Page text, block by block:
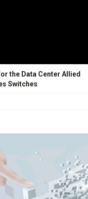
the Data Center Allied
Switches